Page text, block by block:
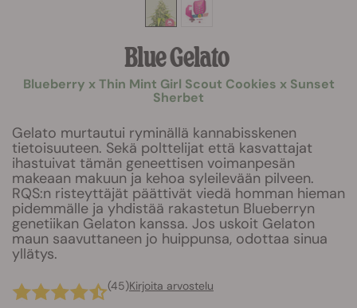
Blue Gelato
Blueberry x Thin Mint Girl Scout Cookies x Sunset
Sherbet
Gelato murtautui ryminällä kannabisskenen
tietoisuuteen. Sekä polttelijat että kasvattajat
ihastuivat tämän geneettisen voimanpesän
makeaan makuun ja kehoa syleilevään pilveen.
RQS:n risteyttäjät päättivät viedä homman hieman
pidemmälle ja yhdistää rakastetun Blueberryn
genetiikan Gelaton kanssa. Jos uskoit Gelaton
maun saavuttaneen jo huippunsa, odottaa sinua
yllätys.
(45)Kirjoita arvostelu